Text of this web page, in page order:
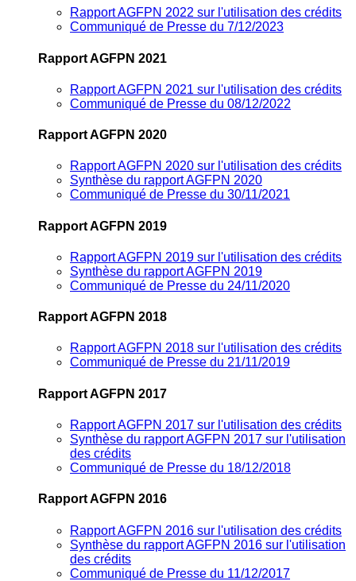
Rapport AGFPN 2022 sur l'utilisation des crédits
Communiqué de Presse du 7/12/2023
Rapport AGFPN 2021
Rapport AGFPN 2021 sur l'utilisation des crédits
Communiqué de Presse du 08/12/2022
Rapport AGFPN 2020
Rapport AGFPN 2020 sur l'utilisation des crédits
Synthèse du rapport AGFPN 2020
Communiqué de Presse du 30/11/2021
Rapport AGFPN 2019
Rapport AGFPN 2019 sur l'utilisation des crédits
Synthèse du rapport AGFPN 2019
Communiqué de Presse du 24/11/2020
Rapport AGFPN 2018
Rapport AGFPN 2018 sur l'utilisation des crédits
Communiqué de Presse du 21/11/2019
Rapport AGFPN 2017
Rapport AGFPN 2017 sur l'utilisation des crédits
Synthèse du rapport AGFPN 2017 sur l'utilisation
des crédits
Communiqué de Presse du 18/12/2018
Rapport AGFPN 2016
Rapport AGFPN 2016 sur l'utilisation des crédits
Synthèse du rapport AGFPN 2016 sur l'utilisation
des crédits
Communiqué de Presse du 11/12/2017